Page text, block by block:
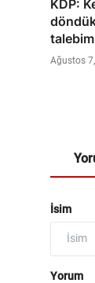
KDP:
Ağustos
İsim
Yorum